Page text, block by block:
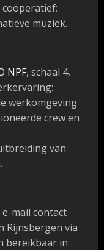
muziek.
NPF, schaal 4,
werkomgeving
crew en
van
mail contact
Rijnsbergen via
bereikbaar in